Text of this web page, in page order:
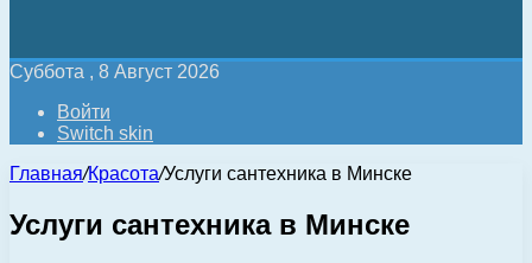
Суббота , 8 Август 2026
Войти
Switch skin
Главная/Красота/Услуги сантехника в Минске
Услуги сантехника в Минске